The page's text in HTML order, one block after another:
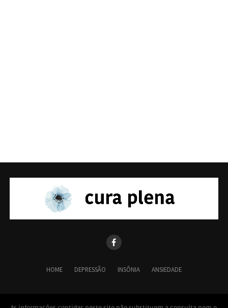
HOME DEPRESSÃO INSÔNIA ANSIEDADE